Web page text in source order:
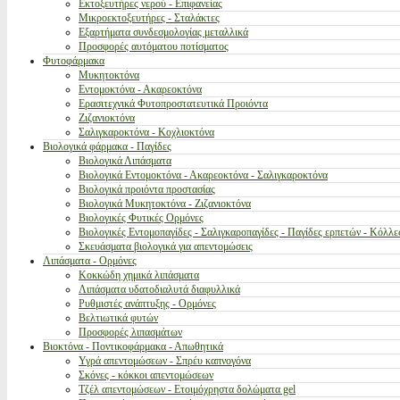
Εκτοξευτήρες νερού - Επιφανείας
Μικροεκτοξευτήρες - Σταλάκτες
Εξαρτήματα συνδεσμολογίας μεταλλικά
Προσφορές αυτόματου ποτίσματος
Φυτοφάρμακα
Μυκητοκτόνα
Εντομοκτόνα - Ακαρεοκτόνα
Ερασιτεχνικά Φυτοπροστατευτικά Προιόντα
Ζιζανιοκτόνα
Σαλιγκαροκτόνα - Κοχλιοκτόνα
Βιολογικά φάρμακα - Παγίδες
Βιολογικά Λιπάσματα
Βιολογικά Εντομοκτόνα - Ακαρεοκτόνα - Σαλιγκαροκτόνα
Βιολογικά προιόντα προστασίας
Βιολογικά Μυκητοκτόνα - Ζιζανιοκτόνα
Βιολογικές Φυτικές Ορμόνες
Βιολογικές Εντομοπαγίδες - Σαλιγκαροπαγίδες - Παγίδες ερπετών -
Σκευάσματα βιολογικά για απεντομώσεις
Λιπάσματα - Ορμόνες
Κοκκώδη χημικά λιπάσματα
Λιπάσματα υδατοδιαλυτά διαφυλλικά
Ρυθμιστές ανάπτυξης - Ορμόνες
Βελτιωτικά φυτών
Προσφορές λιπασμάτων
Βιοκτόνα - Ποντικοφάρμακα - Απωθητικά
Υγρά απεντομώσεων - Σπρέυ καπνογόνα
Σκόνες - κόκκοι απεντομώσεων
Τζέλ απεντομώσεων - Ετοιμόχρηστα δολώματα gel